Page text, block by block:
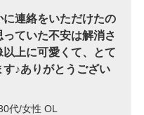
連絡をいただけたの
ていた不安は解消さ
上に可愛くて、とて
す♪ありがとうござい
代/女性 OL